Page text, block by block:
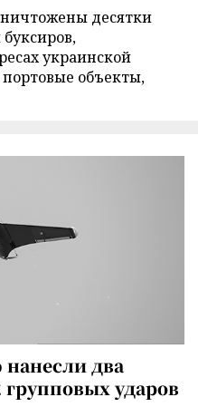
десятки
украинской
объекты,
два
ударов